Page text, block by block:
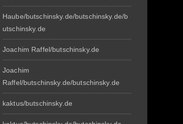
Haube/butschinsky.de/butschinsky.de/b
utschinsky.de
Joachim Raffel/butschinsky.de
Joachim
Raffel/butschinsky.de/butschinsky.de
kaktus/butschinsky.de